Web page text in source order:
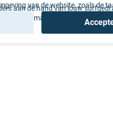
van de website, zoals de
aan de hand van jouw
en op maat gemaakte content